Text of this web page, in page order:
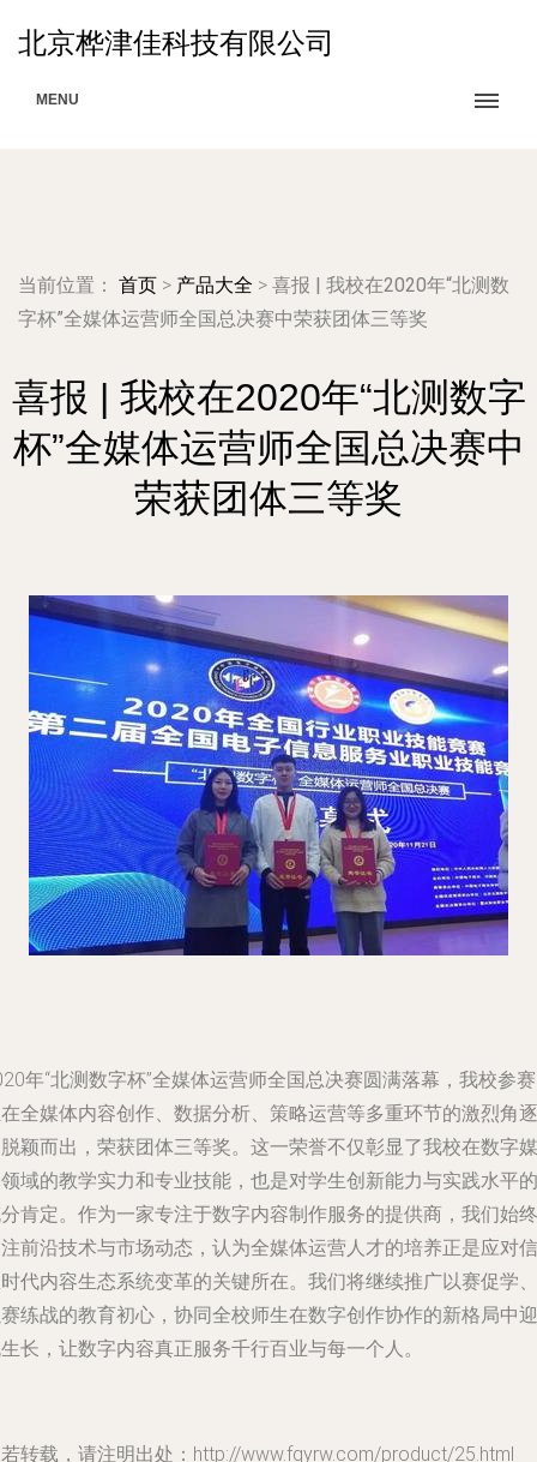
北京桦津佳科技有限公司
MENU
当前位置： 首页 > 产品大全 > 喜报 | 我校在2020年“北测数
字杯”全媒体运营师全国总决赛中荣获团体三等奖
喜报 | 我校在2020年“北测数字
杯”全媒体运营师全国总决赛中
荣获团体三等奖
年“北测数字杯”全媒体运营师全国总决赛圆满落幕，我校参
全媒体内容创作、数据分析、策略运营等多重环节的激烈角逐
颖而出，荣获团体三等奖。这一荣誉不仅彰显了我校在数字媒
域的教学实力和专业技能，也是对学生创新能力与实践水平的
肯定。作为一家专注于数字内容制作服务的提供商，我们始终
前沿技术与市场动态，认为全媒体运营人才的培养正是应对信
代内容生态系统变革的关键所在。我们将继续推广以赛促学、
练战的教育初心，协同全校师生在数字创作协作的新格局中迎
长，让数字内容真正服务千行百业与每一个人。
转载，请注明出处：http://www.fqyrw.com/product/25.html